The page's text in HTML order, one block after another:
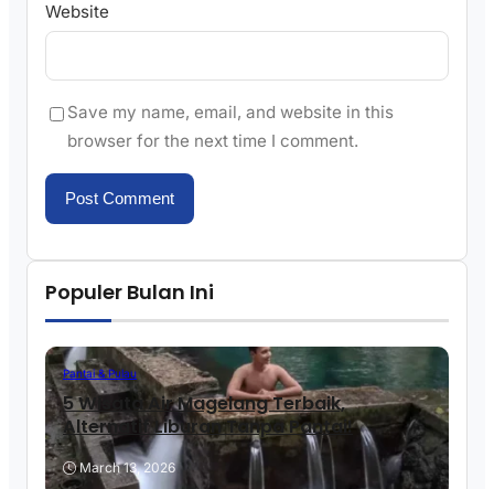
Website
Save my name, email, and website in this
browser for the next time I comment.
Populer Bulan Ini
Pantai & Pulau
5 Wisata Air Magelang Terbaik,
Alternatif Liburan Tanpa Pantai!
March 13, 2026